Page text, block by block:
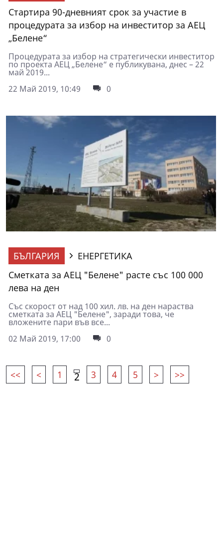
Стартира 90-дневният срок за участие в
процедурата за избор на инвеститор за АЕЦ
„Белене“
Процедурата за избор на стратегически инвеститор
по проекта АЕЦ „Белене“ е публикувана, днес – 22
май 2019...
22 Май 2019, 10:49
0
БЪЛГАРИЯ
ЕНЕРГЕТИКА
Сметката за АЕЦ "Белене" расте със 100 000
лева на ден
Със скорост от над 100 хил. лв. на ден нараства
сметката за АЕЦ "Белене", заради това, че
вложените пари във все...
02 Май 2019, 17:00
0
<< < 1 2 3 4 5 > >>